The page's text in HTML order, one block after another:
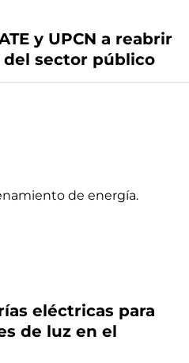
y UPCN a reabrir
del sector público
eléctricas para
de luz en el